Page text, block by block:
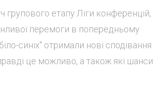
групового етапу Ліги конференцій,
перемоги в попередньому
синіх" отримали нові сподівання
це можливо, а також які шанси